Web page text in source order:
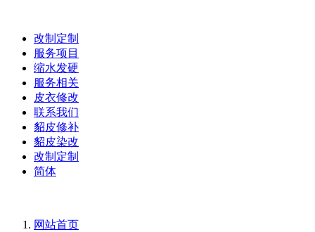
改制定制
服务项目
缩水发硬
服务相关
皮衣修改
联系我们
貂皮修补
貂皮染改
改制定制
简体
网站首页